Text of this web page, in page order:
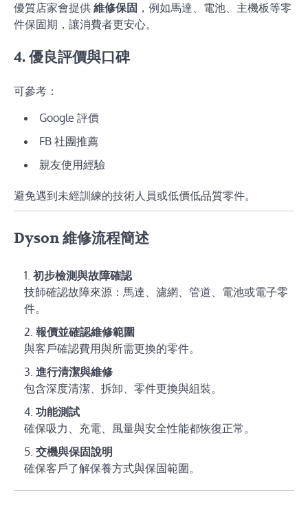
優質店家會提供 維修保固 ，例如馬達、電池、主機板等零
件保固期，讓消費者更安心。
4. 優良評價與口碑
可參考：
Google 評價
FB 社團推薦
親友使用經驗
避免遇到未經訓練的技術人員或低價低品質零件。
Dyson 維修流程簡述
初步檢測與故障確認
技師確認故障來源：馬達、濾網、管道、電池或電子零
件。
報價並確認維修範圍
與客戶確認費用與所需更換的零件。
進行清潔與維修
包含深度清潔、拆卸、零件更換與組裝。
功能測試
確保吸力、充電、風量與安全性能都恢復正常。
交機與保固說明
確保客戶了解保養方式與保固範圍。